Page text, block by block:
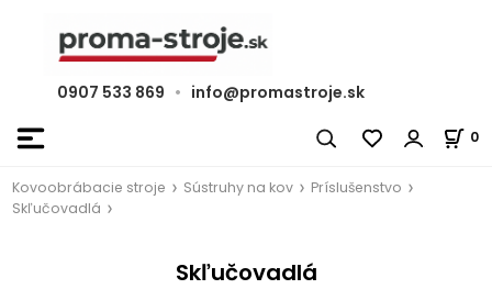
0907 533 869 • info@promastroje.sk
0
Kovoobrábacie stroje Sústruhy na kov
Príslušenstvo
Skľučovadlá
Skľučovadlá